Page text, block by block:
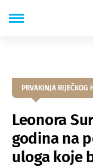
PRVAKINJA RIJEČKOG
Leonora
godina na
uloga koje